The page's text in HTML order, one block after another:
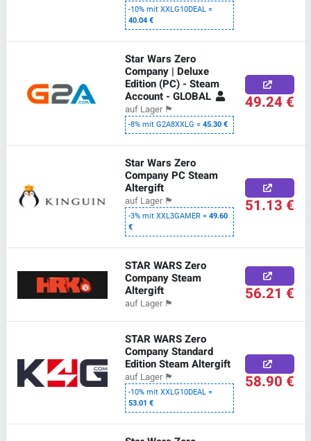
-10% mit XXLG10DEAL =
40.04 €
Star Wars Zero
Company | Deluxe
Edition (PC) - Steam
Account - GLOBAL
auf Lager 🏴
-8% mit G2A8XXLG =45.30 €
49.24 €
Star Wars Zero
Company PC Steam
Altergift
auf Lager 🏴
-3% mit XXL3GAMER =49.60
€
51.13 €
STAR WARS Zero
Company Steam
Altergift
auf Lager 🏴 56.21 €
STAR WARS Zero
Company Standard
Edition Steam Altergift
auf Lager 🏴
-10% mit XXLG10DEAL =
53.01 €
58.90 €